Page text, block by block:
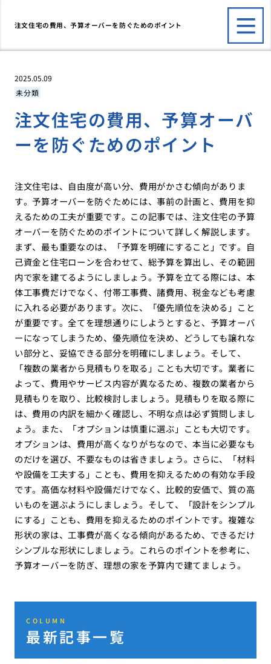
注文住宅の費用、予算オーバーを防ぐためのポイント
2025.05.09
未分類
注文住宅の費用、予算オーバ
ーを防ぐためのポイント
注文住宅は、自由度が高い分、費用がかさむ傾向がありま
す。予算オーバーを防ぐためには、事前の計画と、費用を抑
えるための工夫が重要です。この記事では、注文住宅の予算
オーバーを防ぐためのポイントについて詳しく解説します。
まず、最も重要なのは、「予算を明確にすること」です。自
己資金と住宅ローンを合わせて、総予算を算出し、その範囲
内で家を建てるようにしましょう。予算を立てる際には、本
体工事費だけでなく、付帯工事費、諸費用、税金なども考慮
に入れる必要があります。次に、「優先順位を決める」こと
が重要です。全てを理想通りにしようとすると、予算オーバ
ーになってしまうため、優先順位を決め、どうしても譲れな
い部分と、妥協できる部分を明確にしましょう。そして、
「複数の業者から見積もりを取る」ことも大切です。業者に
よって、費用やサービス内容が異なるため、複数の業者から
見積もりを取り、比較検討しましょう。見積もりを取る際に
は、費用の内訳を細かく確認し、不明な点は必ず質問しまし
ょう。また、「オプションは慎重に選ぶ」ことも大切です。
オプションは、費用が高くなりがちなので、本当に必要なも
のだけを選び、不要なものは省きましょう。さらに、「材料
や設備を工夫する」ことも、費用を抑えるための有効な手段
です。高価な材料や設備だけでなく、比較的安価で、質の高
いものを選ぶようにしましょう。そして、「設計をシンプル
にする」ことも、費用を抑えるためのポイントです。複雑な
形状の家は、工事費が高くなる傾向があるため、できるだけ
シンプルな形状にしましょう。これらのポイントを参考に、
予算オーバーを防ぎ、理想の家を予算内で建てましょう。
COLUMN
最新記事一覧